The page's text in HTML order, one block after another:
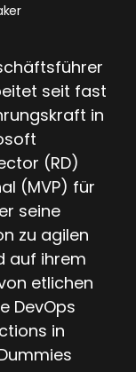
seit fast
in
(RD)
(MVP) für
seine
zu agilen
auf ihrem
etlichen
DevOps
in